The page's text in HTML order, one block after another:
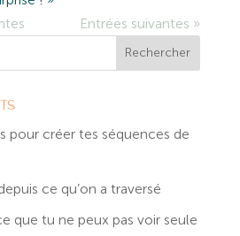
Entrées suivantes »
pour créer tes séquences de
ce qu’on a traversé
que tu ne peux pas voir seule